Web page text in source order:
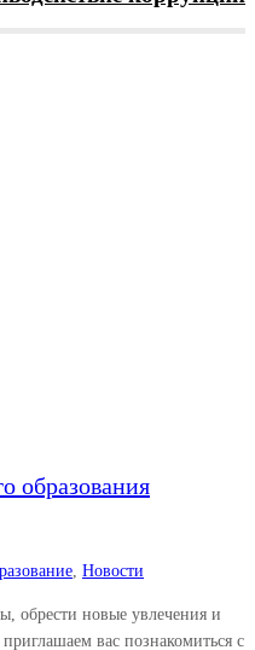
образования
Новости
обрести новые увлечения и
вас познакомиться с